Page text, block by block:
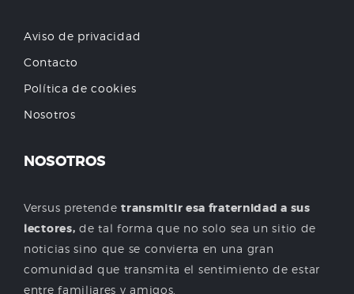
Aviso de privacidad
Contacto
Política de cookies
Nosotros
NOSOTROS
Versus pretendetransmitir esa fraternidad a sus
lectores, de tal forma que no solo sea un sitio de
noticias sino que se convierta en una gran
comunidad que transmita el sentimiento de estar
entre familiares y amigos.